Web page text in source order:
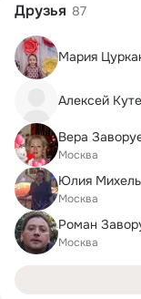
Друзья 87
Мария
Алексей
Вера
Москва
Юлия Михель
Москва
Роман
Москва